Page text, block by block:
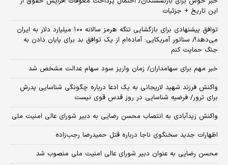
این تاریخ + جزئیات
توافق پیشنهادی برای بازگشایی تنگه هرمز سالانه ۱۰۰ میلیارد دلار به ایران
می‌دهد!/ سناتور آمریکایی: آماده‌ام از یک توافق بد برای پایان دادن به
جنگ حمایت کنم
خبر مهم برای سهامداران/ زمان واریز سود سهام عدالت مشخص شد
واکنش فرزند شهید لاریجانی به یک ادعا درباره چگونگی شناسایی پدرش
برای ترور/ فرضیه شناسایی در روز قدس قوی نیست
واکنش زیدآبادی به انتصاب محسن رضایی به دبیر شورای عالی امنیت ملی
اظهارات جدید سخنگوی ناجا درباره قتل حمیدرضا رجب‌زاده
محسن رضایی به عنوان دبیر شورای عالی امنیت ملی منصوب شد